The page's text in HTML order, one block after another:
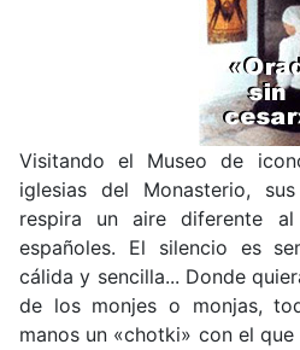
Visitando el Museo de
iglesias del Monasterio,
respira un aire diferente
españoles. El silencio es
cálida y sencilla... Donde
de los monjes o monjas,
manos un «chotki» con el